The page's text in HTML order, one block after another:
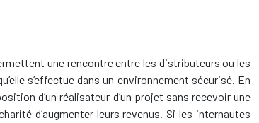
une rencontre entre les distributeurs ou les
s’effectue dans un environnement sécurisé. En
d’un réalisateur d’un projet sans recevoir une
d’augmenter leurs revenus. Si les internautes